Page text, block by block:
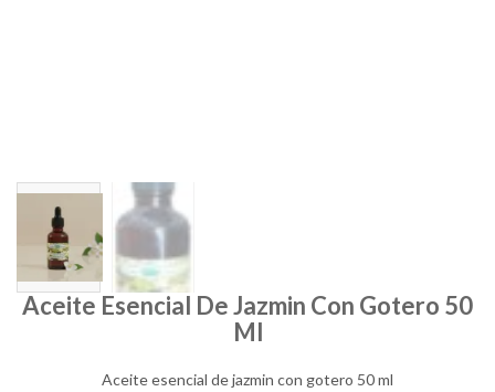
Aceite Esencial De Jazmin Con Gotero 50
Ml
Aceite esencial de jazmin con gotero 50 ml